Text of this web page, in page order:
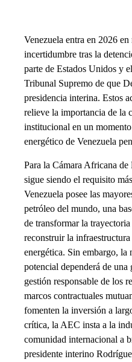
Venezuela entra en 2026
incertidumbre tras la
parte de Estados Unidos y
Tribunal Supremo de que
presidencia interina. Estos
relieve la importancia de la
institucional en un
energético de Venezuela
Para la Cámara Africana
sigue siendo el requisito
Venezuela posee las
petróleo del mundo, una
de transformar la
reconstruir la
energética. Sin embargo, la
potencial dependerá de una
gestión responsable de los
marcos contractuales
fomenten la inversión a
crítica, la AEC insta a la
comunidad internacional a
presidente interino